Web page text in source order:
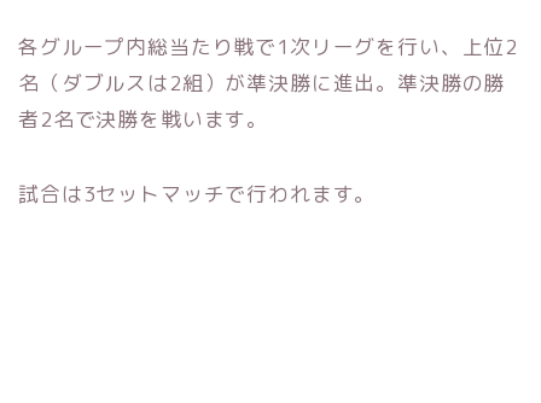
各グループ内総当たり戦で1次リーグを行い、上位2
名（ダブルスは2組）が準決勝に進出。準決勝の勝
者2名で決勝を戦います。
試合は3セットマッチで行われます。